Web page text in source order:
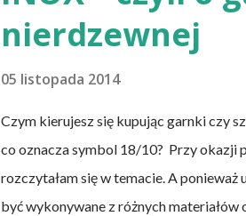
ich diety, osoby, które poddały się
cienkiego, a także osoby chorujące na
nierdzewnej
05 listopada 2014
Czym kierujesz się kupując garnki czy
co oznacza symbol 18/10? Przy okazji
rozczytałam się w temacie. A ponieważ
być wykonywane z różnych